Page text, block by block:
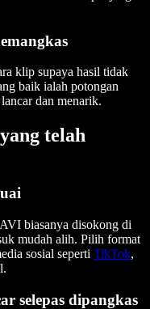
klip supaya hasil tidak
baik ialah potongan
dan menarik.
telah
biasanya disokong di
mudah alih. Pilih format
sosial seperti TikTok,
selepas dipangkas